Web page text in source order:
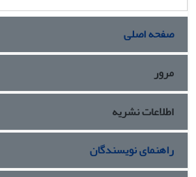
صفحه اصلی
مرور
اطلاعات نشریه
راهنمای نویسندگان